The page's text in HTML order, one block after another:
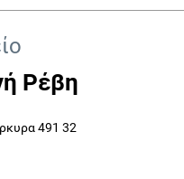
Ρέβη
491 32